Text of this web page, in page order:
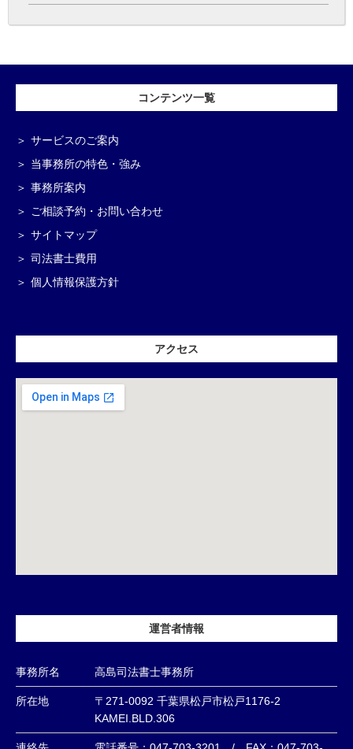
コンテンツ一覧
サービスのご案内
当事務所の特色・強み
事務所案内
ご相談予約・お問い合わせ
サイトマップ
司法書士費用
個人情報保護方針
アクセス
運営者情報
事務所名 高島司法書士事務所
所在地
〒271-0092 千葉県松戸市松戸1176-2
KAMEI.BLD.306